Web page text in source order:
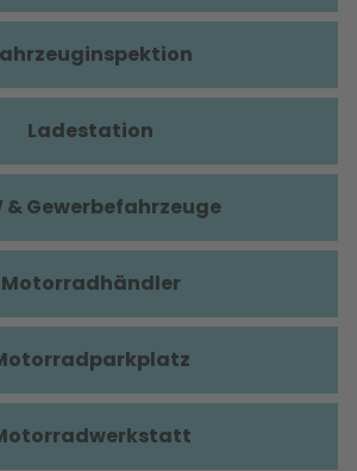
Ladestation
& Gewerbefahrzeuge
Motorradhändler